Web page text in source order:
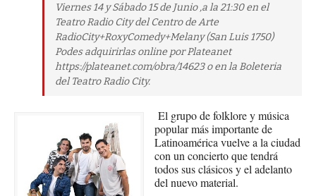
Viernes 14 y Sábado 15 de Junio ,a la 21:30 en el
Teatro Radio City del Centro de Arte
RadioCity+RoxyComedy+Melany (San Luis 1750)
Podes adquirirlas online por Plateanet
https://plateanet.com/obra/14623 o en la Boleteria
del Teatro Radio City.
El grupo de folklore y música
popular más importante de
Latinoamérica vuelve a la ciudad
con un concierto que tendrá
todos sus clásicos y el adelanto
del nuevo material.